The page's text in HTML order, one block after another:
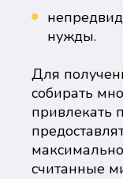
нужды.
Для
собирать
привлекать
считанные